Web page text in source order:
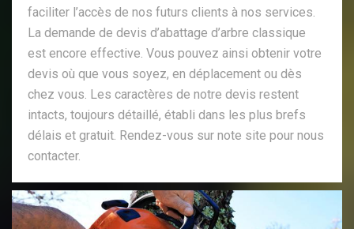
faciliter l’accès de nos futurs clients à nos services.
La demande de devis d’abattage d’arbre classique
est encore effective. Vous pouvez ainsi obtenir votre
devis où que vous soyez, en déplacement ou dès
chez vous. Les caractères de notre devis restent
intacts, toujours détaillé, établi dans les plus brefs
délais et gratuit. Rendez-vous sur note site pour nous
contacter.